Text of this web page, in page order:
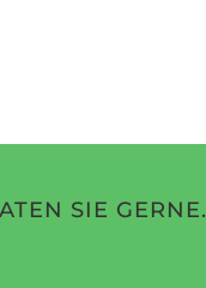
SIE GERNE.